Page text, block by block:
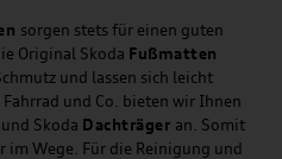
sorgen stets für einen guten
Original Skoda Fußmatten
und lassen sich leicht
und Co. bieten wir Ihnen
und Skoda Dachträger an. Somit
Wege. Für die Reinigung und